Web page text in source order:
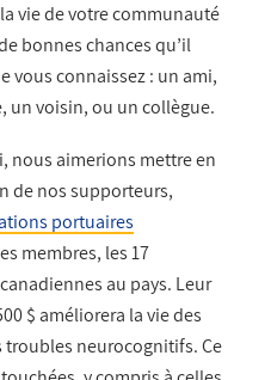
vie de votre communauté
bonnes chances qu’il
vous connaissez : un ami,
un voisin, ou un collègue.
nous aimerions mettre en
de nos supporteurs,
portuaires
membres, les 17
au pays. Leur
$ améliorera la vie des
troubles neurocognitifs. Ce